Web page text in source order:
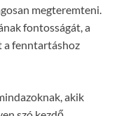
megteremteni.
fontosságát, a
a fenntartáshoz
akik